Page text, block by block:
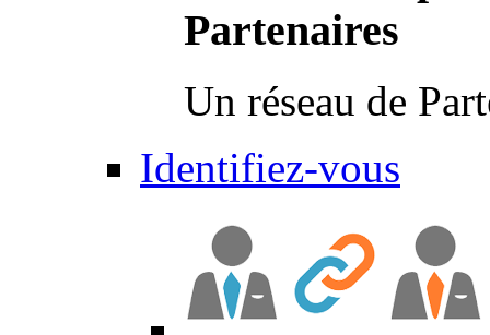
Partenaires
Un réseau de
Identifiez-vous